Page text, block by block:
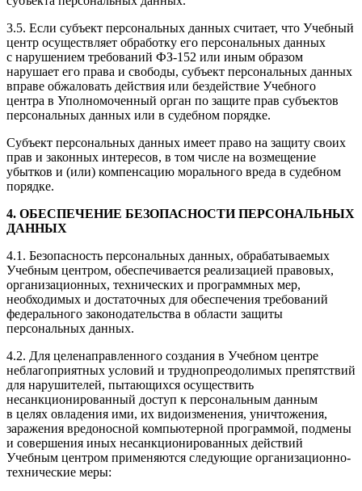
3.5. Если субъект персональных данных считает, что Учебный
центр осуществляет обработку его персональных данных
с нарушением требований ФЗ-152 или иным образом
нарушает его права и свободы, субъект персональных данных
вправе обжаловать действия или бездействие Учебного
центра в Уполномоченный орган по защите прав субъектов
персональных данных или в судебном порядке.
Субъект персональных данных имеет право на защиту своих
прав и законных интересов, в том числе на возмещение
убытков и (или) компенсацию морального вреда в судебном
порядке.
4. ОБЕСПЕЧЕНИЕ БЕЗОПАСНОСТИ ПЕРСОНАЛЬНЫХ
ДАННЫХ
4.1. Безопасность персональных данных, обрабатываемых
Учебным центром, обеспечивается реализацией правовых,
организационных, технических и программных мер,
необходимых и достаточных для обеспечения требований
федерального законодательства в области защиты
персональных данных.
4.2. Для целенаправленного создания в Учебном центре
неблагоприятных условий и труднопреодолимых препятствий
для нарушителей, пытающихся осуществить
несанкционированный доступ к персональным данным
в целях овладения ими, их видоизменения, уничтожения,
заражения вредоносной компьютерной программой, подмены
и совершения иных несанкционированных действий
Учебным центром применяются следующие организационно-
технические меры: